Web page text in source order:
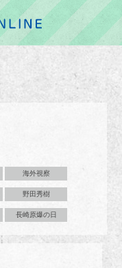
海外視察
野田秀樹
長崎原爆の日